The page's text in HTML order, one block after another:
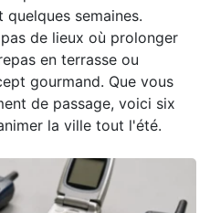
semaines.
de lieux où prolonger
en terrasse ou
gourmand. Que vous
de passage, voici six
la ville tout l'été.